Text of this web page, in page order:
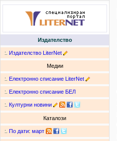
Издателство
:. Издателство LiterNet
Медии
:. Електронно списание LiterNet
:. Електронно списание БЕЛ
:. Културни новини
Каталози
:. По дати: март